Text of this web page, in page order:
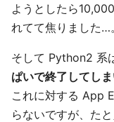
ようとしたら
れてて焦りました…。
そして Python2 系
ぱいで終了してし
これに対する App
らないですが、た